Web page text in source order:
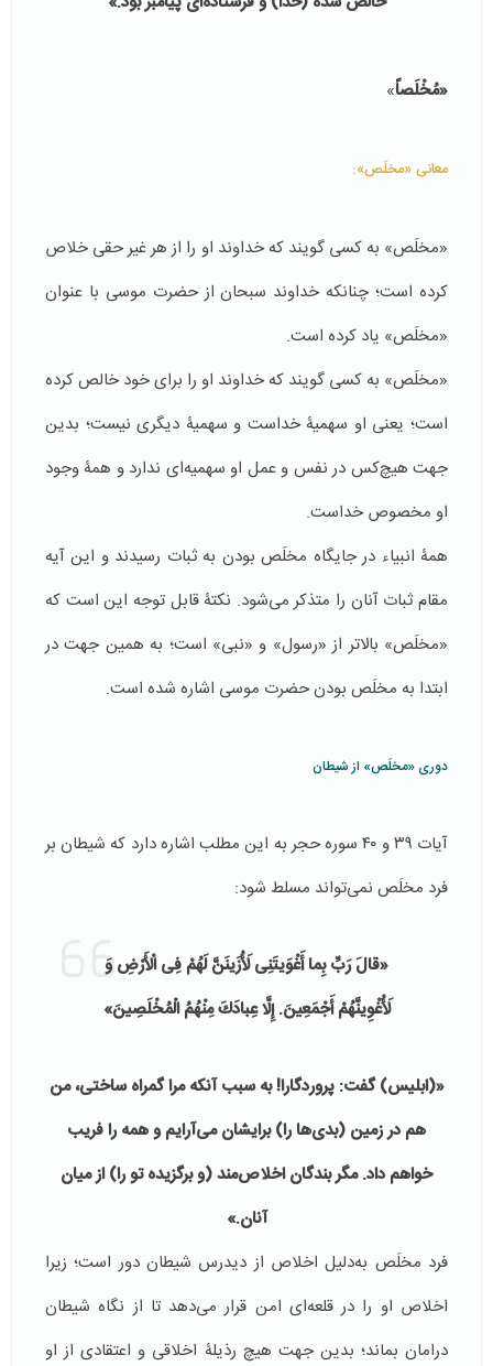
«مُخْلَصاً»
معانی «مخلَص»:
«مخلَص» به کسی گویند که خداوند او را از هر غیر حقی خلاص
کرده است؛ چنانکه خداوند سبحان از حضرت موسی با عنوان
«مخلَص» یاد کرده است.
«مخلَص» به کسی گویند که خداوند او را برای خود خالص کرده
است؛ یعنی او سهمیۀ خداست و سهمیۀ دیگری نیست؛ بدین
جهت هیچ‌کس در نفس و عمل او سهمیه‌ای ندارد و همۀ وجود
او مخصوص خداست.
همۀ انبیاء در جایگاه مخلَص بودن به ثبات رسیدند و این آیه
مقام ثبات آنان را متذکر می‌شود. نکتۀ قابل توجه این است که
«مخلَص» بالاتر از «رسول» و «نبی» است؛ به همین جهت در
ابتدا به مخلَص بودن حضرت موسی اشاره شده است.
دوری «مخلَص» از شیطان
آیات ۳۹ و ۴۰ سوره حجر به این مطلب اشاره دارد که شیطان بر
فرد مخلَص نمی‌تواند مسلط شود:
«قالَ رَبِّ بِما أَغْوَیتَنِی لَأُزَینَنَّ لَهُمْ فِی الْأَرْضِ وَ
لَأُغْوِینَّهُمْ أَجْمَعِینَ. إِلَّا عِبادَكَ مِنْهُمُ الْمُخْلَصِینَ»
«(ابلیس) گفت: پروردگارا! به سبب آنكه مرا گمراه ساختى، من
هم در زمین (بدى‌ها را) برایشان مى‌آرایم و همه را فریب
خواهم داد. مگر بندگان اخلاص‌مند (و برگزیده تو را) از میان
آنان.»
فرد مخلَص به‌دلیل اخلاص از دیدرس شیطان دور است؛ زیرا
اخلاص او را در قلعه‌ای امن قرار می‌دهد تا از نگاه شیطان
درامان بماند؛ بدین جهت هیچ رذیلۀ اخلاقی و اعتقادی از او